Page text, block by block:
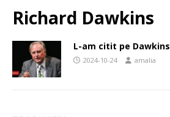
Richard Dawkins
L-am citit pe
2024-10-24 amalia